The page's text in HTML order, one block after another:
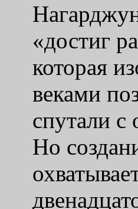
«достиг
которая
веками
спутали
Но